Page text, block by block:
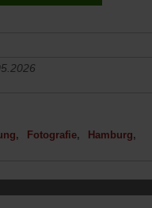
Fotografie
Hamburg